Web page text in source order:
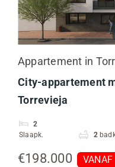
Appartement in
City-appartement
Torrevieja
2
Slaapk.
2
€198.000 VANAF